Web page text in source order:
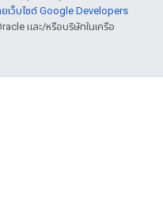
ยเว็บไซต์ Google Developers
และ/หรือบริษัทในเครือ